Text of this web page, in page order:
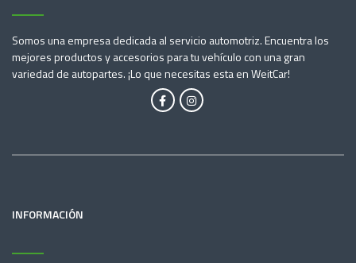
Somos una empresa dedicada al servicio automotriz. Encuentra los
mejores productos y accesorios para tu vehículo con una gran
variedad de autopartes. ¡Lo que necesitas esta en WeitCar!
INFORMACIÓN